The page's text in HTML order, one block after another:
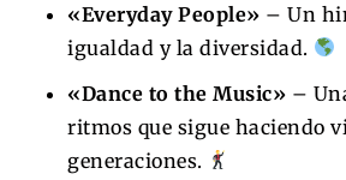
«Everyday People» – Un
igualdad y la diversidad.
«Dance to the Music» –
ritmos que sigue haciendo
generaciones.